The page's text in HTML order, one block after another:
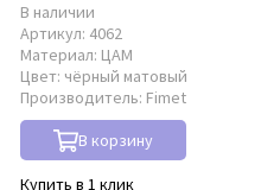
В наличии
Артикул: 4062
Материал: ЦАМ
Цвет: чёрный матовый
Производитель: Fimet
В корзину
Купить в 1 клик